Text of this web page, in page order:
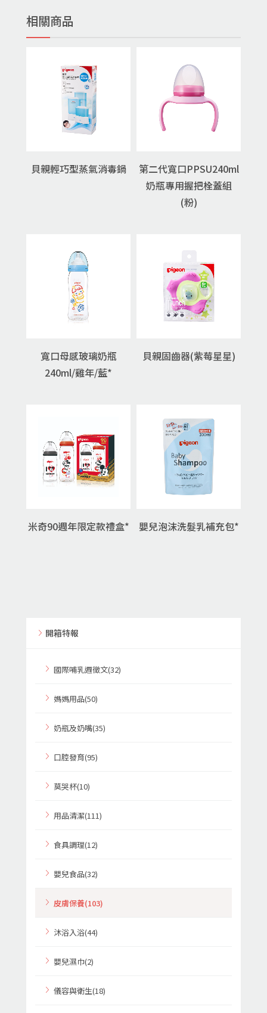
相關商品
貝親輕巧型蒸氣消毒鍋
第二代寬口PPSU240ml
奶瓶專用握把栓蓋組
(粉)
寬口母感玻璃奶瓶
240ml/雞年/藍*
貝親固齒器(紫莓星星)
米奇90週年限定款禮盒* 嬰兒泡沫洗髮乳補充包*
開箱特報
國際哺乳週徵文(32)
媽媽用品(50)
奶瓶及奶嘴(35)
口腔發育(95)
莫哭杯(10)
用品清潔(111)
食具調理(12)
嬰兒食品(32)
皮膚保養(103)
沐浴入浴(44)
嬰兒濕巾(2)
儀容與衛生(18)